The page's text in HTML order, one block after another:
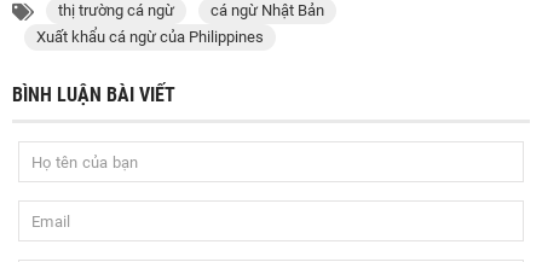
thị trường cá ngừ
cá ngừ Nhật Bản
Xuất khẩu cá ngừ của Philippines
BÌNH LUẬN BÀI VIẾT